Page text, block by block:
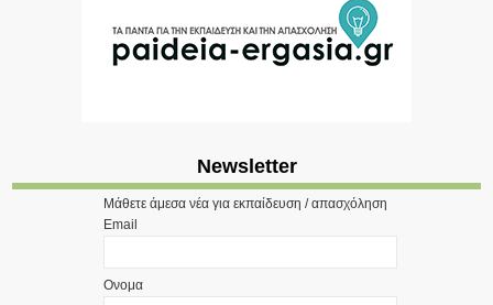
Newsletter
Μάθετε άμεσα νέα για εκπαίδευση / απασχόληση
Email
Ονομα